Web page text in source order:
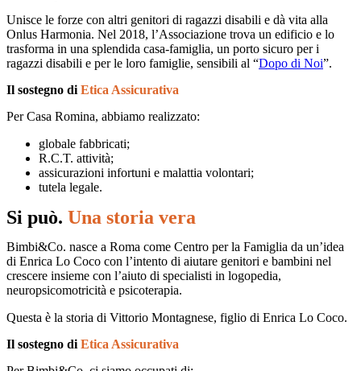
Unisce le forze con altri genitori di ragazzi disabili e dà vita alla
Onlus Harmonia. Nel 2018, l’Associazione trova un edificio e lo
trasforma in una splendida casa-famiglia, un porto sicuro per i
ragazzi disabili e per le loro famiglie, sensibili al “Dopo di Noi”.
Il sostegno di Etica Assicurativa
Per Casa Romina, abbiamo realizzato:
globale fabbricati;
R.C.T. attività;
assicurazioni infortuni e malattia volontari;
tutela legale.
Si può. Una storia vera
Bimbi&Co. nasce a Roma come Centro per la Famiglia da un’idea
di Enrica Lo Coco con l’intento di aiutare genitori e bambini nel
crescere insieme con l’aiuto di specialisti in logopedia,
neuropsicomotricità e psicoterapia.
Questa è la storia di Vittorio Montagnese, figlio di Enrica Lo Coco.
Il sostegno di Etica Assicurativa